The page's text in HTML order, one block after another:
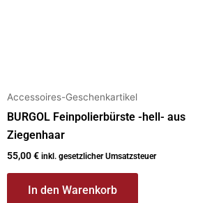
Accessoires-Geschenkartikel
BURGOL Feinpolierbürste -hell- aus
Ziegenhaar
55,00€ inkl. gesetzlicher Umsatzsteuer
In den Warenkorb